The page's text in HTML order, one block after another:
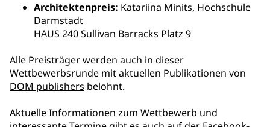
Architektenpreis: Katariina Minits, Hochschule
Darmstadt
HAUS 240 Sullivan Barracks Platz 9
Alle Preisträger werden auch in dieser
Wettbewerbsrunde mit aktuellen Publikationen von
DOM publishers belohnt.
Aktuelle Informationen zum Wettbewerb und